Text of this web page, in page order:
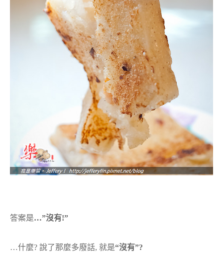
答案是…”沒有!”
…什麼? 說了那麼多廢話, 就是“沒有”?